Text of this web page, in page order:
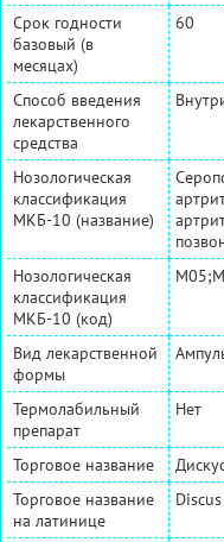
Срок годности
базовый (в
месяцах)
60
Способ введения
лекарственного
средства
Нозологическая
классификация
МКБ-10 (название)
Нозологическая
классификация
МКБ-10 (код)
Вид лекарственной
формы
Термолабильный
препарат
Нет
Торговое название
Торговое название
на латинице